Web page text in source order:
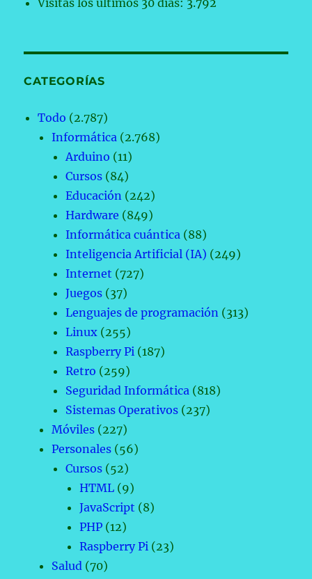
Visitas los últimos 30 días: 3.792
CATEGORÍAS
Todo (2.787)
Informática (2.768)
Arduino (11)
Cursos (84)
Educación (242)
Hardware (849)
Informática cuántica (88)
Inteligencia Artificial (IA) (249)
Internet (727)
Juegos (37)
Lenguajes de programación (313)
Linux (255)
Raspberry Pi (187)
Retro (259)
Seguridad Informática (818)
Sistemas Operativos (237)
Móviles (227)
Personales (56)
Cursos (52)
HTML (9)
JavaScript (8)
PHP (12)
Raspberry Pi (23)
Salud (70)